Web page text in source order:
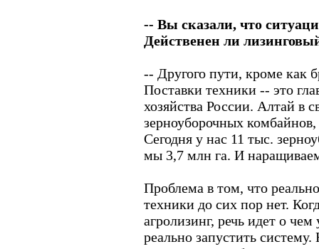
-- Вы сказали, что
Действенен ли
-- Другого пути, кроме как
Поставки техники -- это
хозяйства России. Алтай в
зерноуборочных
Сегодня у нас 11 тыс.
мы 3,7 млн га. И
Проблема в том, что
техники до сих пор нет.
агролизинг, речь идет о
реально запустить